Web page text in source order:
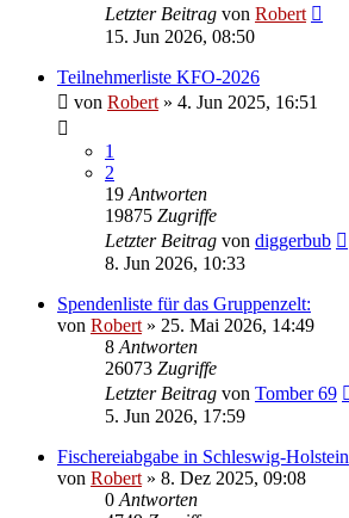
Letzter Beitrag von Robert
15. Jun 2026, 08:50
Teilnehmerliste KFO-2026
von Robert » 4. Jun 2025, 16:51
1
2
19 Antworten
19875 Zugriffe
Letzter Beitrag von diggerbub
8. Jun 2026, 10:33
Spendenliste für das Gruppenzelt:
von Robert » 25. Mai 2026, 14:49
8 Antworten
26073 Zugriffe
Letzter Beitrag von Tomber 69
5. Jun 2026, 17:59
Fischereiabgabe in Schleswig-Holstein
von Robert » 8. Dez 2025, 09:08
0 Antworten